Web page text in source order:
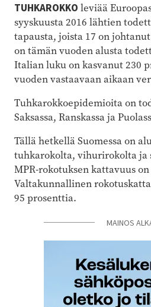
TUHKAROKKO leviää
syyskuusta 2016 lähtien
tapausta, joista 17 on
on tämän vuoden alusta
Italian luku on kasvanut 230
vuoden vastaavaan aikaan
Tuhkarokkoepidemioita on
Saksassa, Ranskassa ja
Tällä hetkellä Suomessa on
tuhkarokolta, vihurirokolta ja
MPR-rokotuksen kattavuus
Valtakunnallinen
95 prosenttia.
MAINOS